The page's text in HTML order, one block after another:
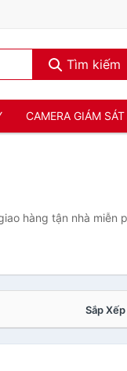
Tìm kiếm
CAMERA GIÁM SÁT
hàng tận nhà miễn
Sắp